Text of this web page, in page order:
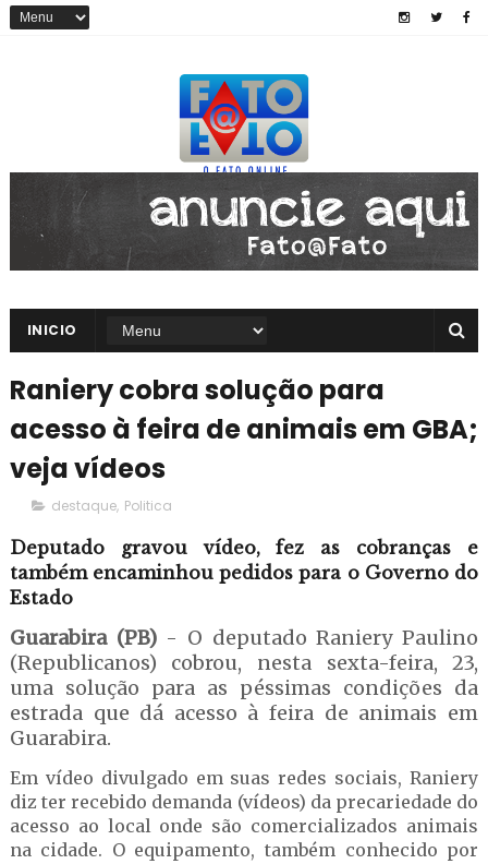
INICIO
Raniery cobra solução para
acesso à feira de animais em GBA;
veja vídeos
destaque, Politica
Deputado gravou vídeo, fez as cobranças e
também encaminhou pedidos para o Governo do
Estado
Guarabira (PB)- O deputado Raniery Paulino
(Republicanos) cobrou, nesta sexta-feira, 23,
uma solução para as péssimas condições da
estrada que dá acesso à feira de animais em
Guarabira.
Em vídeo divulgado em suas redes sociais, Raniery
diz ter recebido demanda (vídeos) da precariedade do
acesso ao local onde são comercializados animais
na cidade. O equipamento, também conhecido por